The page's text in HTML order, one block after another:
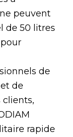
peuvent
de 50 litres
de
de
clients,
rapide